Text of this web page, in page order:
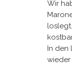
Wir
In den
wieder